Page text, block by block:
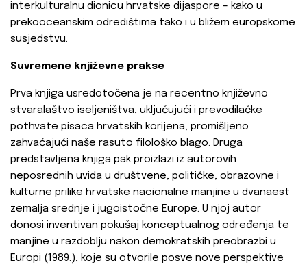
interkulturalnu dionicu hrvatske dijaspore – kako u
prekooceanskim odredištima tako i u bližem europskome
susjedstvu.
Suvremene književne prakse
Prva knjiga usredotočena je na recentno književno
stvaralaštvo iseljeništva, uključujući i prevodilačke
pothvate pisaca hrvatskih korijena, promišljeno
zahvaćajući naše rasuto filološko blago. Druga
predstavljena knjiga pak proizlazi iz autorovih
neposrednih uvida u društvene, političke, obrazovne i
kulturne prilike hrvatske nacionalne manjine u dvanaest
zemalja srednje i jugoistočne Europe. U njoj autor
donosi inventivan pokušaj konceptualnog određenja te
manjine u razdoblju nakon demokratskih preobrazbi u
Europi (1989.), koje su otvorile posve nove perspektive